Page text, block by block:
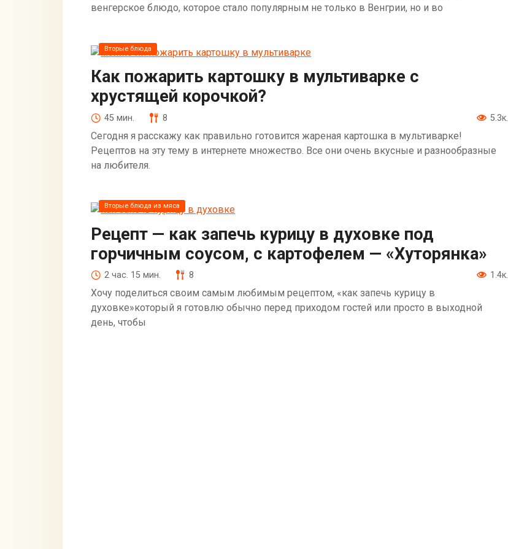
венгерское блюдо, которое стало популярным не только в Венгрии, но и во
Вторые блюда
Как пожарить картошку в мультиварке с
хрустящей корочкой?
45 мин. 8 5.3к.
Сегодня я расскажу как правильно готовится жареная картошка в мультиварке!
Рецептов на эту тему в интернете множество. Все они очень вкусные и разнообразные
на любителя.
Вторые блюда из мяса
Рецепт — как запечь курицу в духовке под
горчичным соусом, с картофелем — «Хуторянка»
2 час. 15 мин. 8 1.4к.
Хочу поделиться своим самым любимым рецептом, «как запечь курицу в
духовке»который я готовлю обычно перед приходом гостей или просто в выходной
день, чтобы